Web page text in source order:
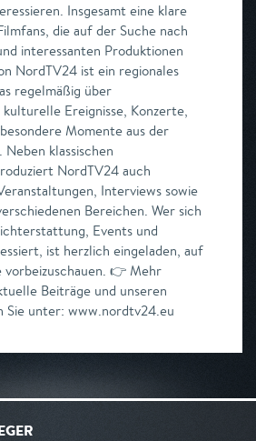
Insgesamt eine klare
die auf der Suche nach
interessanten Produktionen
NordTV24 ist ein regionales
regelmäßig über
Ereignisse, Konzerte,
Momente aus der
klassischen
NordTV24 auch
Interviews sowie
Bereichen. Wer sich
Events und
ist herzlich eingeladen, auf
vorbeizuschauen. 👉 Mehr
Beiträge und unseren
Sie unter: www.nordtv24.eu